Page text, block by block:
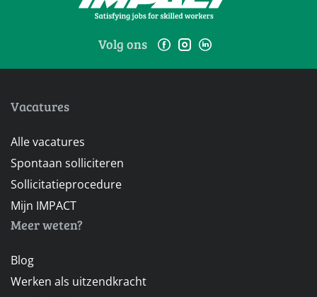
Volg ons
Vacatures
Alle vacatures
Spontaan solliciteren
Sollicitatieprocedure
Mijn IMPACT
Meer weten?
Blog
Werken als uitzendkracht